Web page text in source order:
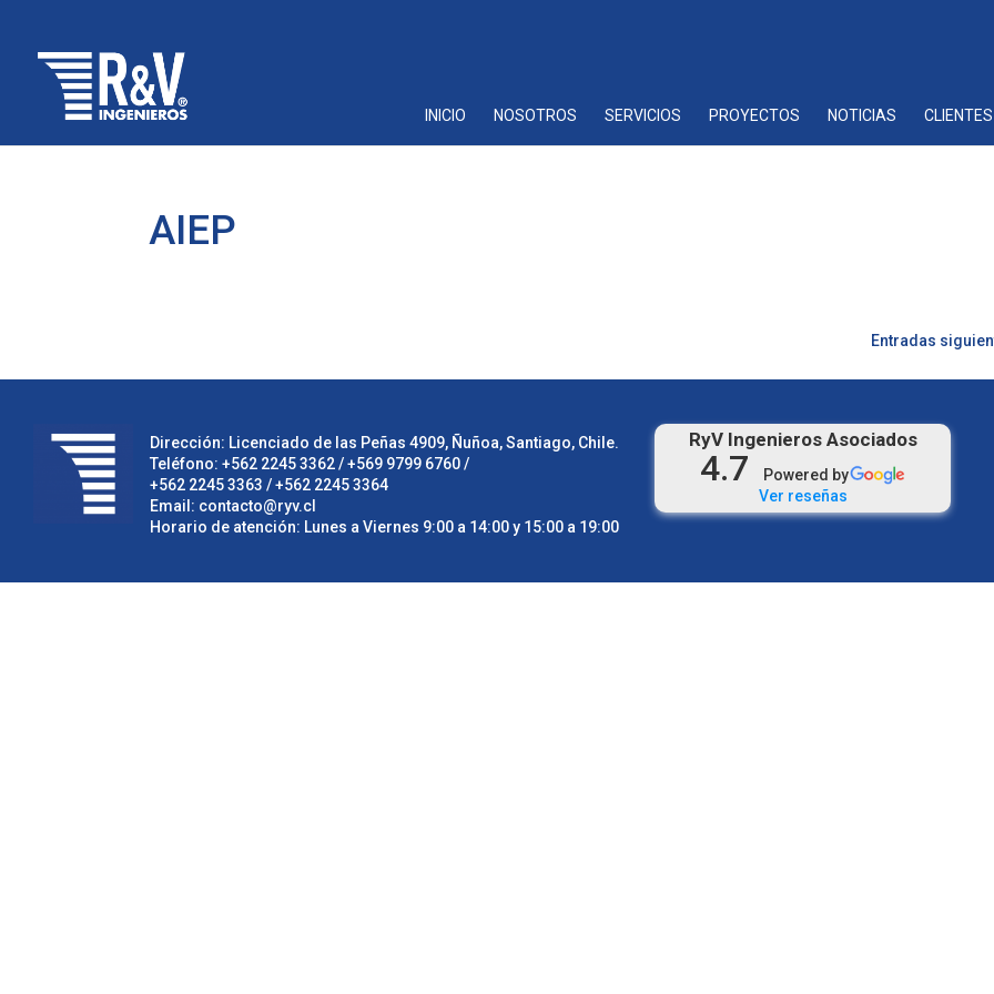
INICIO NOSOTROS SERVICIOS PROYECTOS NOTICIAS CLIENTES
AIEP
Entradas
Dirección: Licenciado de las Peñas 4909, Ñuñoa, Santiago, Chile.
Teléfono: +562 2245 3362/ +569 9799 6760 /
+562 2245 3363 /+562 2245 3364
Email: contacto@ryv.cl
Horario de atención: Lunes a Viernes 9:00 a 14:00 y 15:00 a 19:00
RyV Ingenieros Asociados
4.7
Powered by
Ver reseñas